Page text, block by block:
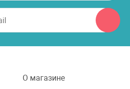
О магазине